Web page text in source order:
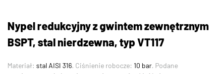
Nypel redukcyjny z gwintem zewnętrznym
BSPT, stal nierdzewna, typ VT117
Materiał: stal AISI 316. Ciśnienie robocze: 10 bar. Podane